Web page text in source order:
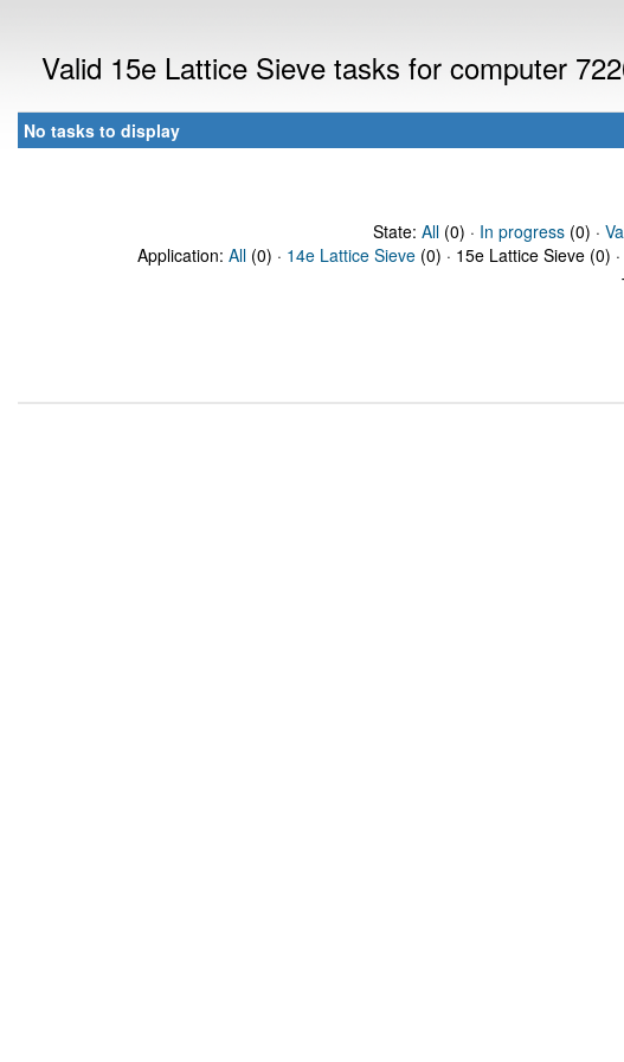
Valid 15e Lattice Sieve tasks for computer
No tasks to display
State: All(0) · In progress(0) ·
Application: All (0) · 14e Lattice Sieve (0) · 15e Lattice Sieve (0) ·